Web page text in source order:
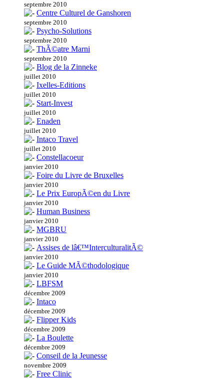
septembre 2010
Centre Culturel de Ganshoren
septembre 2010
Psycho-Solutions
septembre 2010
ThÃ©atre Marni
septembre 2010
Blog de la Zinneke
juillet 2010
Ixelles-Editions
juillet 2010
Start-Invest
juillet 2010
Enaden
juillet 2010
Intaco Travel
juillet 2010
Constellacoeur
janvier 2010
Foire du Livre de Bruxelles
janvier 2010
Le Prix EuropÃ©en du Livre
janvier 2010
Human Business
janvier 2010
MGBRU
janvier 2010
Assises de lâ€™InterculturalitÃ©
janvier 2010
Le Guide MÃ©thodologique
janvier 2010
LBFSM
décembre 2009
Intaco
décembre 2009
Flipper Kids
décembre 2009
La Boulette
décembre 2009
Conseil de la Jeunesse
novembre 2009
Free Clinic